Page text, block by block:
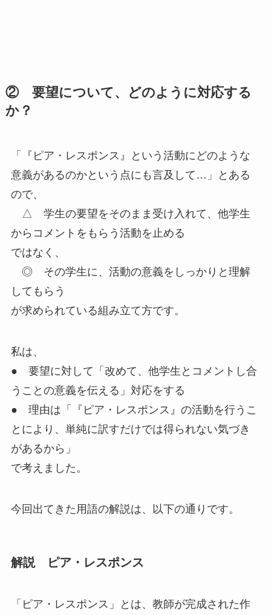
② 要望について、どのように対応する
か？
「『ピア・レスポンス』という活動にどのような
意義があるのかという点にも言及して…」とある
ので、
△ 学生の要望をそのまま受け入れて、他学生
からコメントをもらう活動を止める
ではなく、
◎ その学生に、活動の意義をしっかりと理解
してもらう
が求められている組み立て方です。
私は、
● 要望に対して「改めて、他学生とコメントし合
うことの意義を伝える」対応をする
● 理由は「『ピア・レスポンス』の活動を行うこ
とにより、単純に訳すだけでは得られない気づき
があるから」
で考えました。
今回出てきた用語の解説は、以下の通りです。
解説 ピア・レスポンス
「ピア・レスポンス」 とは、 教師が完成された作